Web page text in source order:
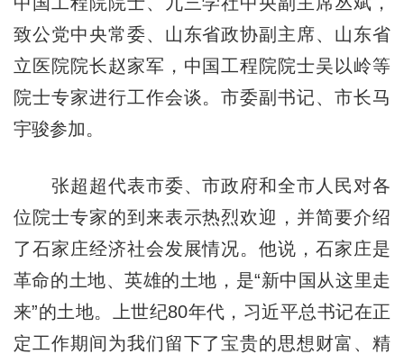
致公党中央常委、山东省政协副主席、山东省
立医院院长赵家军，中国工程院院士吴以岭等
院士专家进行工作会谈。市委副书记、市长马
宇骏参加。
张超超代表市委、市政府和全市人民对各
位院士专家的到来表示热烈欢迎，并简要介绍
了石家庄经济社会发展情况。他说，石家庄是
革命的土地、英雄的土地，是“新中国从这里走
来”的土地。上世纪80年代，习近平总书记在正
定工作期间为我们留下了宝贵的思想财富、精